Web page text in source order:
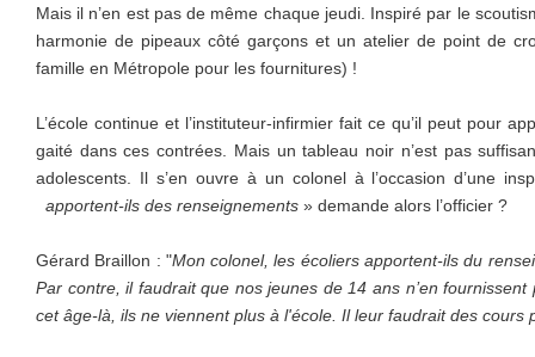
Mais il n’en est pas de même chaque jeudi. Inspiré par le
harmonie de pipeaux côté garçons et un atelier de point de
famille en Métropole pour les fournitures) !
L’école continue et l’instituteur-infirmier fait ce qu’il peut pour
gaité dans ces contrées. Mais un tableau noir n’est pas
adolescents. Il s’en ouvre à un colonel à l’occasion d’une
apportent-ils des renseignements » demande alors l’officier ?
Gérard Braillon : "Mon colonel, les écoliers apportent-ils du
Par contre, il faudrait que nos jeunes de 14 ans n’en
cet âge-là, ils ne viennent plus à l'école. Il leur faudrait des cours